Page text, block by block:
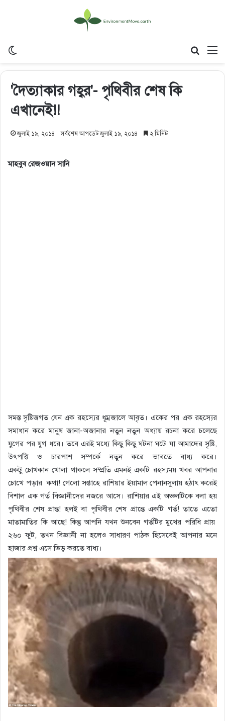
'দৈত্যাকার গহ্বর'- পৃথিবীর শেষ কি
এখানেই!!
জুলাই ১৯, ২০১৪ সর্বশেষ আপডেট জুলাই ১৯, ২০১৪ ২ মিনিট
মাহবুব রেজওয়ান সানি
সমস্ত সৃষ্টিজগত যেন এক রহস্যের ধূম্রজালে আবৃত। একের পর এক রহস্যের
সমাধান করে মানুষ জানা-অজানার নতুন নতুন অধ্যায় রচনা করে চলেছে
যুগের পর যুগ ধরে। তবে এরই মধ্যে কিছু কিছু ঘটনা ঘটে যা আমাদের সৃষ্টি,
উৎপত্তি ও চারপাশ সম্পর্কে নতুন করে ভাবতে বাধ্য করে।
একটু চোখকান খোলা থাকলে সম্প্রতি এমনই একটি রহস্যময় খবর আপনার
চোখে পড়ার কথা! গেলো সপ্তাহে রাশিয়ার ইয়ামাল পেনানসুলায় হঠাৎ করেই
বিশাল এক গর্ত বিজ্ঞানীদের নজরে আসে। রাশিয়ার এই অঞ্চলটিকে বলা হয়
পৃথিবীর শেষ প্রান্ত! হলই বা পৃথিবীর শেষ প্রান্তে একটি গর্ত! তাতে এতো
মাতামাতির কি আছে! কিন্তু আপনি যখন শুনবেন গর্তটির মুখের পরিধি প্রায়
২৬০ ফুট, তখন বিজ্ঞানী না হলেও সাধারণ পাঠক হিসেবেই আপনার মনে
হাজার প্রশ্ন এসে ভিড় করতে বাধ্য।